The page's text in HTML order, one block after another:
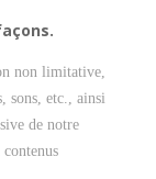
non limitative,
sons, etc., ainsi
de notre